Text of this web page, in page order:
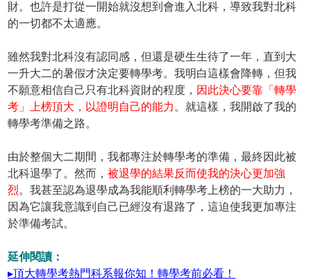
財。也許是打從一開始就沒想到會進入北科，導致我對北科
的一切都不太適應。
雖然我對北科沒有認同感，但還是硬生生待了一年，直到大
一升大二的暑假才決定要轉學考。我明白這樣會降轉，但我
不願意相信自己只有北科資財的程度， 因此決心要靠「轉學
考」上榜頂大，以證明自己的能力 。就這樣，我開啟了我的
轉學考準備之路。
由於整個大二期間，我都專注於轉學考的準備，最終因此被
北科退學了。然而，被退學的結果反而使我的決心更加強
烈。我甚至認為退學成為我能順利轉學考上榜的一大助力，
因為它讓我意識到自己已經沒有退路了，這迫使我更加專注
於準備考試。
延伸閱讀：
▸頂大轉學考熱門科系報你知！轉學考前必看！